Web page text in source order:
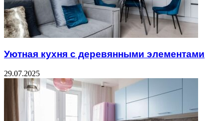
Уютная кухня с деревянными элементами
29.07.2025